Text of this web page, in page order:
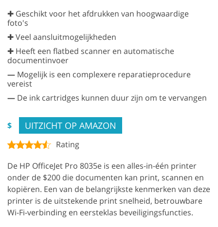
✚ Geschikt voor het afdrukken van hoogwaardige
foto's
✚ Veel aansluitmogelijkheden
✚ Heeft een flatbed scanner en automatische
documentinvoer
— Mogelijk is een complexere reparatieprocedure
vereist
— De ink cartridges kunnen duur zijn om te vervangen
$ UITZICHT OP AMAZON
Rating
De HP OfficeJet Pro 8035e is een alles-in-één printer
onder de $200 die documenten kan print, scannen en
kopiëren. Een van de belangrijkste kenmerken van deze
printer is de uitstekende print snelheid, betrouwbare
Wi-Fi-verbinding en eersteklas beveiligingsfuncties.